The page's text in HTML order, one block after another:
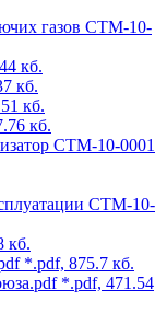
газов СТМ-10-
кб.
кб.
кб.
кб.
СТМ-10-0001
СТМ-10-
кб.
*.pdf, 875.7 кб.
*.pdf, 471.54